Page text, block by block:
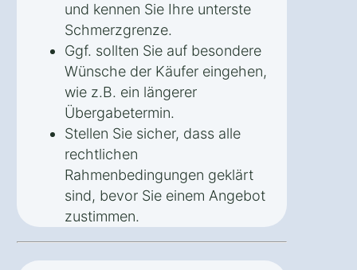
und kennen Sie Ihre unterste
Schmerzgrenze.
Ggf. sollten Sie auf besondere
Wünsche der Käufer eingehen,
wie z.B. ein längerer
Übergabetermin.
Stellen Sie sicher, dass alle
rechtlichen
Rahmenbedingungen geklärt
sind, bevor Sie einem Angebot
zustimmen.